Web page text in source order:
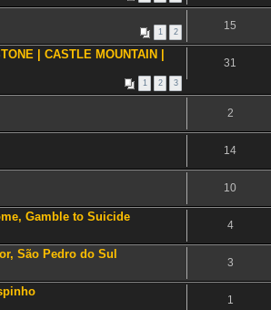
1 2 15
| CASTLE MOUNTAIN |
1 2 3
31
2
14
10
Gamble to Suicide
4
São Pedro do Sul
3
1